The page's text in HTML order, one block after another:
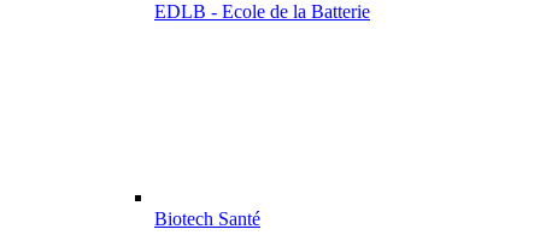
EDLB - Ecole de la Batterie
Biotech Santé